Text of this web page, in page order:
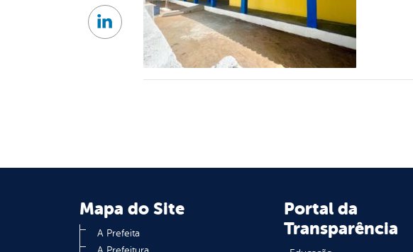
Linkedin
Mapa do Site
A Prefeita
Portal da
Transparência